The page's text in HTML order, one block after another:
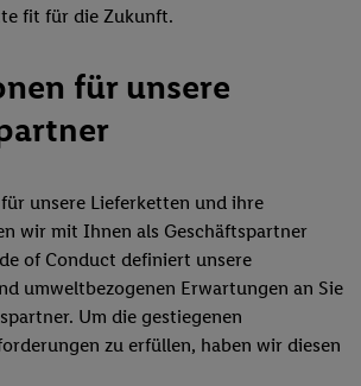
fit für die Zukunft.
für unsere
unsere Lieferketten und ihre
wir mit Ihnen als Geschäftspartner
of Conduct definiert unsere
umweltbezogenen Erwartungen an Sie
Um die gestiegenen
zu erfüllen, haben wir diesen